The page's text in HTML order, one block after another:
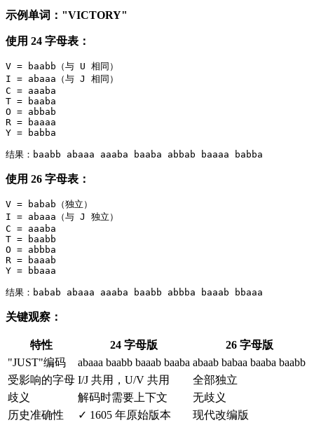
示例单词："VICTORY"
使用 24 字母表：
V = baabb（与 U 相同）
I = abaaa（与 J 相同）
C = aaaba
T = baaba
O = abbab
R = baaaa
Y = babba
使用 26 字母表：
V = babab（独立）
I = abaaa（与 J 独立）
C = aaaba
T = baabb
O = abbba
R = baaab
Y = bbaaa
关键观察：
特性 24 字母版
26 字母版
"JUST"编码
abaaa baabb baaab baaba abaab babaa baaba baabb
受影响的字母 I/J 共用，U/V 共用
全部独立
歧义
解码时需要上下文
无歧义
历史准确性
✓ 1605 年原始版本
现代改编版